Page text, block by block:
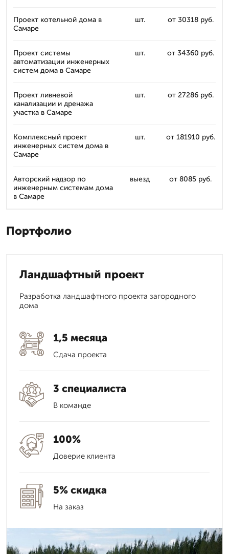
Проект котельной дома в
Самаре
шт. от 30318 руб.
Проект системы
автоматизации инженерных
систем дома в Самаре
шт. от 34360 руб.
Проект ливневой
канализации и дренажа
участка в Самаре
шт. от 27286 руб.
Комплексный проект
инженерных систем дома в
Самаре
шт. от 181910 руб.
Авторский надзор по
инженерным системам дома
в Самаре
выезд от 8085 руб.
Портфолио
Ландшафтный проект
Разработка ландшафтного проекта загородного
дома
1,5 месяца
Сдача проекта
3 специалиста
В команде
100%
Доверие клиента
5% скидка
На заказ